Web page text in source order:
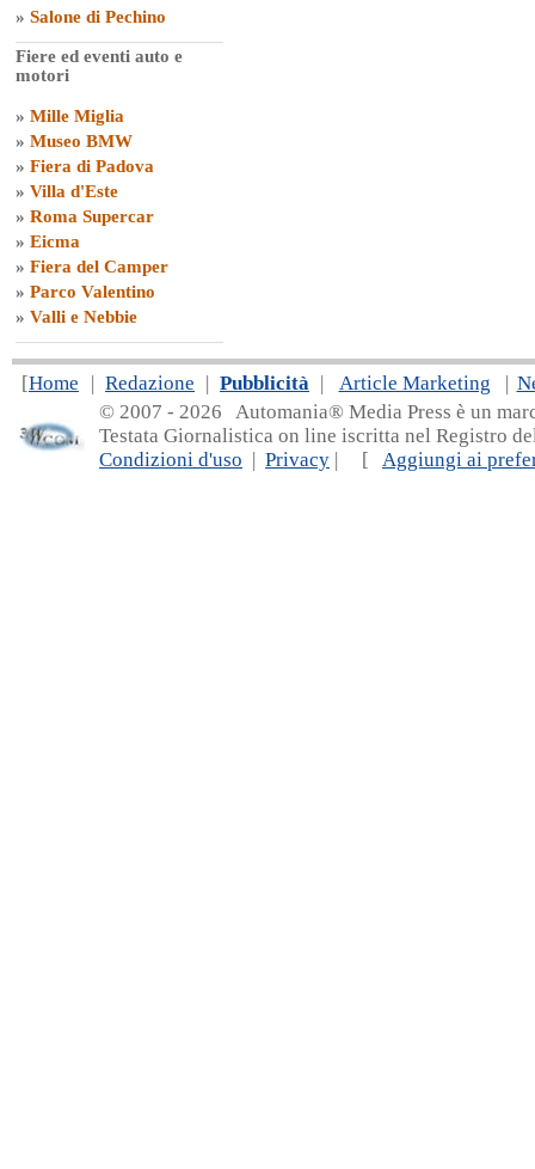
» Salone di Pechino
Fiere ed eventi auto e
motori
» Mille Miglia
» Museo BMW
» Fiera di Padova
» Villa d'Este
» Roma Supercar
» Eicma
» Fiera del Camper
» Parco Valentino
» Valli e Nebbie
[Home | Redazione | Pubblicità | Article Marketing |
© 2007 - 2026 Automania® Media Press è un
Testata Giornalistica on line iscritta nel Registro
Condizioni d'uso | Privacy | [ Aggiungi ai